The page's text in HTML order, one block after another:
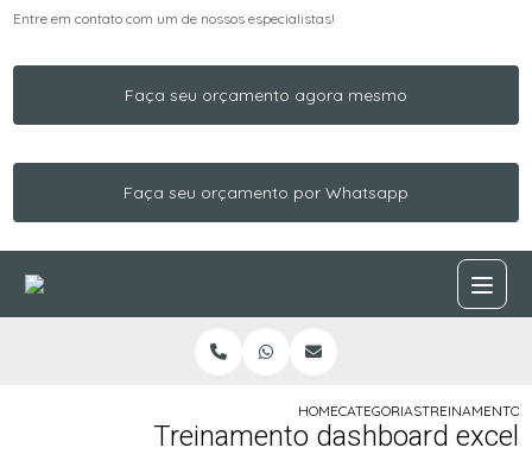
Entre em contato com um de nossos especialistas!
Faça seu orçamento agora mesmo
Faça seu orçamento por Whatsapp
HOMECATEGORIASTREINAMENTO
Treinamento dashboard excel